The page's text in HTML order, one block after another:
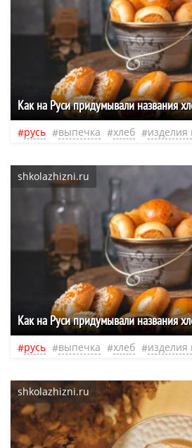
Как на Руси придумывали названия
русь выпечка хлеб изделия
shkolazhizni.ru
Как на Руси придумывали названия
русь выпечка хлеб изделия
shkolazhizni.ru